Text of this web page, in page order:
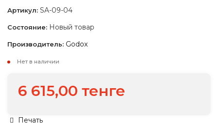
Артикул: SA-09-04
Состояние: Новый товар
Производитель: Godox
Нет в наличии
6 615,00 тенге
Печать